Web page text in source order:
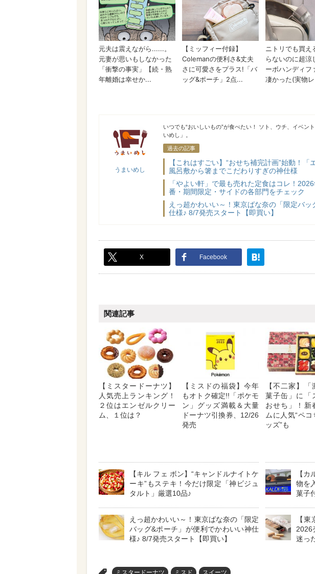
うまいめし
うまいめし
いつでも“おいしいもの”が食べたい！ ソト、ウチ、イベン
いめし」。
過去の記事
【これはすごい】“おせち補完計画”始動！「
風呂敷から箸までこだわりすぎの神仕様
「やよい軒」で最も売れた定食はコレ！
番・期間限定・サイドの各部門をチェック
えっ超かわいい～！東京ばな奈の「限定バ
仕様♪ 8/7発売スタート【即買い】
X Facebook
関連記事
【ミスタードーナツ】
人気売上ランキング！
２位はエンゼルクリー
ム、１位は？
【ミスドの福袋】今年
もオトク確定!!「ポケモ
ン」グッズ満載＆大量
ドーナツ引換券、12/26
発売
【不二家】「
菓子缶」に「
おせち」！新
ムに人気“ペ
ッズ”も
【キル フェ ボン】“キャンドルナイトケ
ーキ”もステキ！今だけ限定「神ビジュ
タルト」厳選10品♪
【
物を
菓子
えっ超かわいい～！東京ばな奈の「限定
バッグ&ポーチ」が便利でかわいい神仕
様♪ 8/7発売スタート【即買い】
【
2026
迷っ
ミスタードーナツ ミスド スイーツ